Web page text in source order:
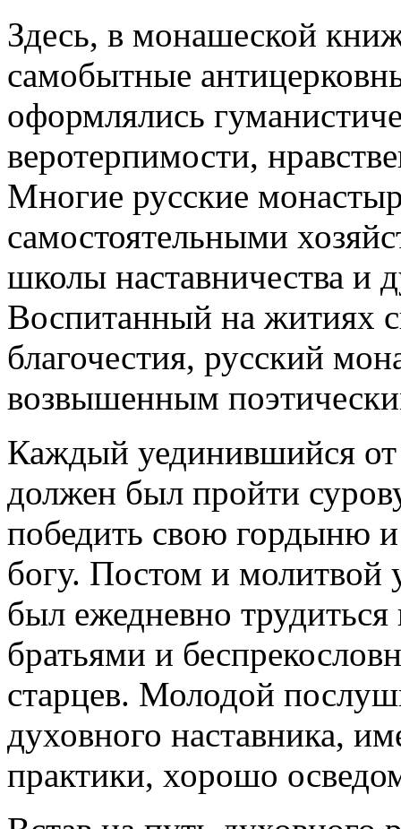
Здесь, в монашеской
самобытные
оформлялись
веротерпимости,
Многие русские
самостоятельными
школы наставничества и
Воспитанный на житиях
благочестия, русский
возвышенным
Каждый уединившийся
должен был пройти
победить свою гордыню
богу. Постом и молитвой
был ежедневно
братьями и
старцев. Молодой
духовного наставника,
практики, хорошо